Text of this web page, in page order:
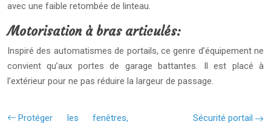
avec une faible retombée de linteau.
Motorisation à bras articulés:
Inspiré des automatismes de portails, ce genre d’équipement ne
convient qu’aux portes de garage battantes. Il est placé à
l’extérieur pour ne pas réduire la largeur de passage.
Protéger les fenêtres,
Sécurité portail